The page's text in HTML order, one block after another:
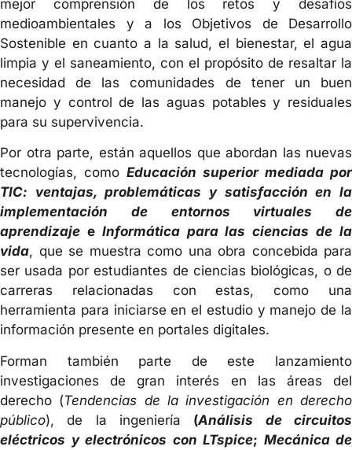
mejor comprensión de los retos y desafíos
medioambientales y a los Objetivos de Desarrollo
Sostenible en cuanto a la salud, el bienestar, el agua
limpia y el saneamiento, con el propósito de resaltar la
necesidad de las comunidades de tener un buen
manejo y control de las aguas potables y residuales
para su supervivencia.
Por otra parte, están aquellos que abordan las nuevas
tecnologías, como Educación superior mediada por
TIC: ventajas, problemáticas y satisfacción en la
implementación de entornos virtuales de
aprendizaje e Informática para las ciencias de la
vida, que se muestra como una obra concebida para
ser usada por estudiantes de ciencias biológicas, o de
carreras relacionadas con estas, como una
herramienta para iniciarse en el estudio y manejo de la
información presente en portales digitales.
Forman también parte de este lanzamiento
investigaciones de gran interés en las áreas del
derecho (Tendencias de la investigación en derecho
público), de la ingeniería (Análisis de circuitos
eléctricos y electrónicos con LTspice; Mecánica de